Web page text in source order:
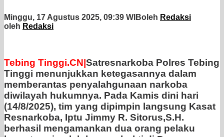
Minggu, 17 Agustus 2025, 09:39 WIBoleh Redaksi
oleh Redaksi
Tebing Tinggi.CN| Satresnarkoba Polres Tebing
Tinggi menunjukkan ketegasannya dalam
memberantas penyalahgunaan narkoba
diwilayah hukumnya. Pada Kamis dini hari
(14/8/2025), tim yang dipimpin langsung Kasat
Resnarkoba, Iptu Jimmy R. Sitorus,S.H.
berhasil mengamankan dua orang pelaku